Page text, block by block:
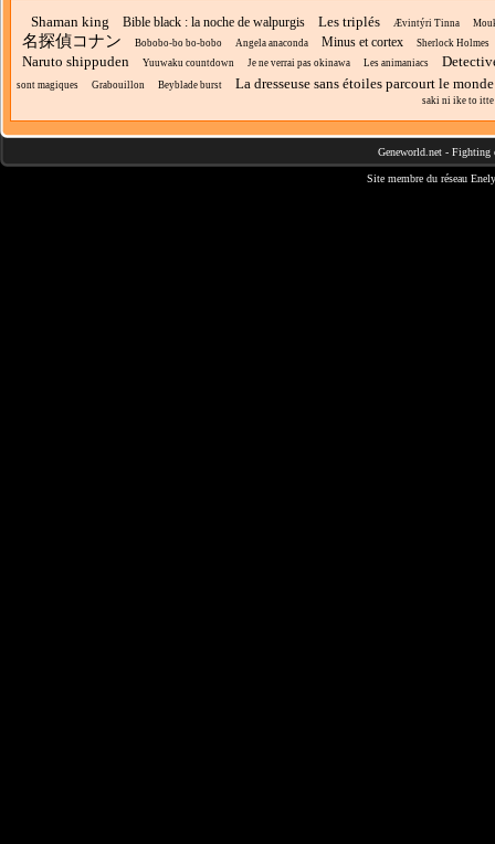
Shaman king Bible black : la noche de walpurgis Les triplés Ævintýri Tinna
名探偵コナン Bobobo-bo bo-bobo Angela anaconda Minus et cortex Sherlock Holmes
Naruto shippuden Yuuwaku countdown Je ne verrai pas okinawa Les animaniacs
sont magiques Grabouillon Beyblade burst La dresseuse sans étoiles parcourt le monde
saki ni ike to itte
Geneworld.net - Fighting
Site membre du réseau